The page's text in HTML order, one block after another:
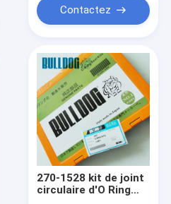
Contactez
270-1528 kit de joint
circulaire d'O Ring